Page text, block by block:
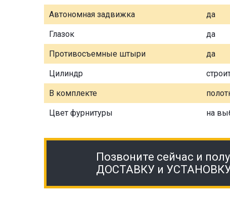
Автономная задвижка да
Глазок да
Противосъемные штыри да
Цилиндр
В комплекте
Цвет фурнитуры на
Позвоните сейчас и
ДОСТАВКУ и